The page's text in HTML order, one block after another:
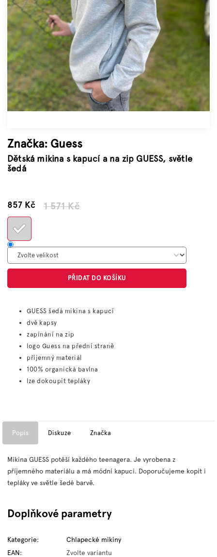
Značky
Měna
(CZK)
Přihlášení
Značka: Guess
Dětská mikina s kapucí a na zip GUESS, světle
šedá
1 571 Kč
857 KčMěrná
PŘIDAT DO KOŠÍKU
GUESS šedá mikina s kapucí
dvě kapsy
zapínání na zip
logo Guess na přední straně
příjemný materiál
100% organická bavlna
lze dokoupit tepláky
Popis Diskuze Značka
Mikina GUESS potěší každého teenagera. Je vyrobena z
příjemného materiálu a má módní kapuci. Doporučujeme kopit i
tepláky ve světle šedé barvě.
Doplňkové parametry
Kategorie:
Chlapecké mikiny
EAN:
Zvolte variantu